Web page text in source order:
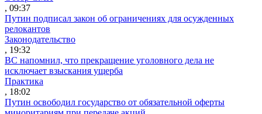
, 09:37
Путин подписал закон об ограничениях для осужденных
релокантов
Законодательство
, 19:32
ВС напомнил, что прекращение уголовного дела не
исключает взыскания ущерба
Практика
, 18:02
Путин освободил государство от обязательной оферты